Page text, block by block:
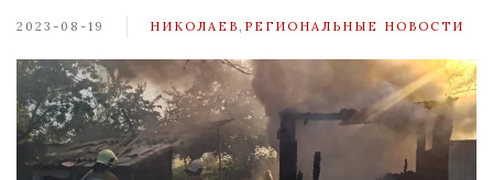
2023-08-19 НИКОЛАЕВ РЕГИОНАЛЬНЫЕ НОВОСТИ